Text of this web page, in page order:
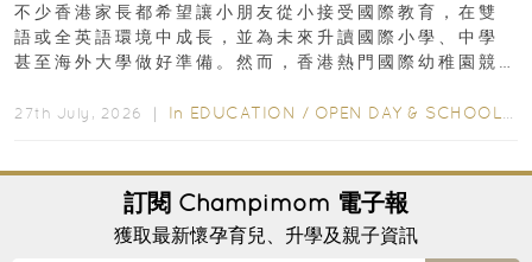
不少香港家長都希望讓小朋友從小接受國際教育，在雙
語或全英語環境中成長，並為未來升讀國際小學、中學
甚至海外大學做好準備。然而，香港熱門國際幼稚園競
27th July, 2026 ｜ In EDUCATION / OPEN DAY & SCHOOL EVENTS
訂閱 Champimom 電子報
獲取最新懷孕育兒、升學及親子資訊